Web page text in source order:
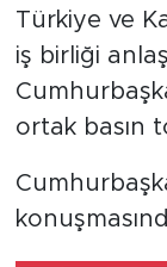
Türkiye ve
iş birliği
ortak basın